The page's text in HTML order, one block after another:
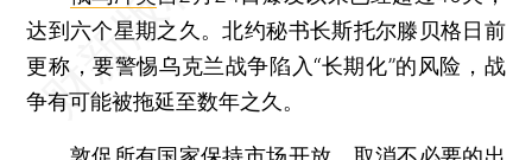
达到六个星期之久。北约秘书长斯托尔滕贝格日前
更称，要警惕乌克兰战争陷入“长期化”的风险，战
争有可能被拖延至数年之久。